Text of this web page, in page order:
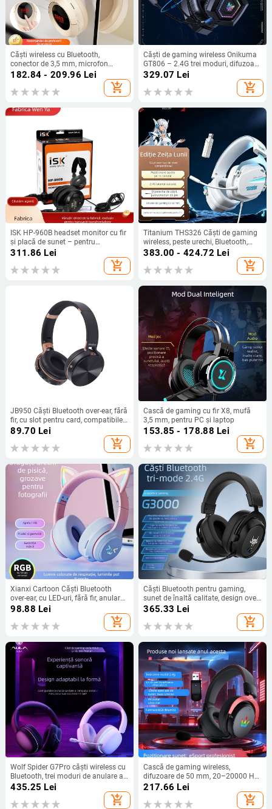
Căști wireless cu Bluetooth,
conector de 3,5 mm, microfon
încorporat, procesare OEM, logo
182.84 - 209.96 Lei
add_shopping_cart
Căști de gaming wireless Onikuma
GT806 – 2.4G trei moduri, difuzoare
de 50mm, USB-C/USB, Microfon
329.07 Lei
add_shopping_cart
ISK HP-960B headset monitor cu fir
și placă de sunet – pentru
spectacole live, DJ mixare și
înregistrări în studio; garanție 1 an,
fără personalizare
311.86 Lei
add_shopping_cart
Titanium THS326 Căști de gaming
wireless, peste urechi, Bluetooth,
patru moduri, 2,4 GHz, autonomie
383.00 - 424.72 Lei
add_shopping_cart
JB950 Căști Bluetooth over-ear, fără
fir, cu slot pentru card, compatibile
cu telefoane mobile, căști de
89.70 Lei
add_shopping_cart
Cască de gaming cu fir X8, mufă
3,5 mm, pentru PC și laptop
153.85 - 178.88 Lei
add_shopping_cart
Xianxi Cartoon Căști Bluetooth
over-ear, cu LED-uri, fără fir, anulare
zgomot, microfon, autonomie mare,
98.88 Lei
add_shopping_cart
Căști Bluetooth pentru gaming,
sunet de înaltă calitate, design over-
ear, confortabile pentru sesiuni
365.33 Lei
add_shopping_cart
Wolf Spider G7Pro căști wireless cu
Bluetooth, trei moduri de anulare a
zgomotului, sunet de înaltă calitate,
microfon, latență redusă pentru
gaming
435.25 Lei
add_shopping_cart
Cască de gaming wireless,
difuzoare de 50 mm, 20–20000 Hz,
impedanță 32 Ω, mufă de 3,5 mm,
217.66 Lei
add_shopping_cart